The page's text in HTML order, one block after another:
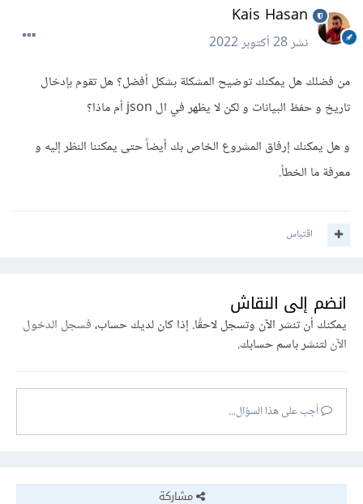
Kais Hasan
نشر28 أكتوبر 2022
من فضلك هل يمكنك توضيح المشكلة بشكل أفضل؟ هل تقوم بإدخال
تاريخ و حفظ البيانات و لكن لا يظهر في ال json أم ماذا؟
و هل يمكنك إرفاق المشروع الخاص بك أيضاً حتى يمكننا النظر إليه و
معرفة ما الخطأ.
اقتباس
انضم إلى النقاش
يمكنك أن تنشر الآن وتسجل لاحقًا. إذا كان لديك حساب،فسجل الدخول
الآنلتنشر باسم حسابك.
أجب على هذا السؤال...
مشاركة